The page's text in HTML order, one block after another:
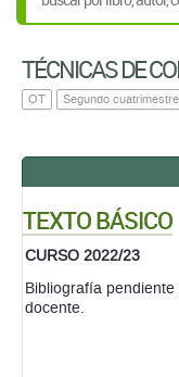
TÉCNICAS DE
OT Segundo cuatrimestre
TEXTO BÁSICO
CURSO 2022/23
Bibliografía
docente.